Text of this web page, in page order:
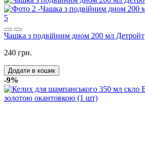
5
Чашка з подвійним дном 200 мл Детройт
240 грн.
Додати в кошик
-9%